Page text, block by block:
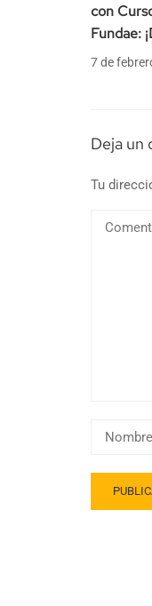
con
Fundae:
7 de
Deja un
Tu